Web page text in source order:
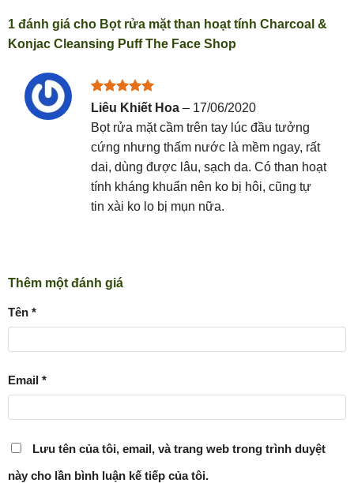
1 đánh giá cho Bọt rửa mặt than hoạt tính Charcoal &
Konjac Cleansing Puff The Face Shop
Được xếp
sao
Liêu Khiết Hoa – 17/06/2020
Bọt rửa mặt cầm trên tay lúc đầu tưởng
cứng nhưng thấm nước là mềm ngay, rất
dai, dùng được lâu, sạch da. Có than hoạt
tính kháng khuẩn nên ko bị hôi, cũng tự
tin xài ko lo bị mụn nữa.
Thêm một đánh giá
Tên *
Email *
Lưu tên của tôi, email, và trang web trong trình duyệt
này cho lần bình luận kế tiếp của tôi.